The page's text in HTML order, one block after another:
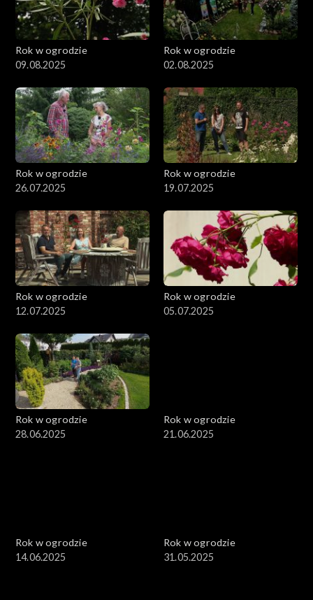
Rok w ogrodzie
09.08.2025
Rok w ogrodzie
02.08.2025
Rok w ogrodzie
26.07.2025
Rok w ogrodzie
19.07.2025
Rok w ogrodzie
12.07.2025
Rok w ogrodzie
05.07.2025
Rok w ogrodzie
28.06.2025
Rok w ogrodzie
21.06.2025
Rok w ogrodzie
14.06.2025
Rok w ogrodzie
31.05.2025